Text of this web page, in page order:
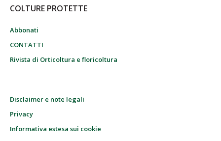
COLTURE PROTETTE
Abbonati
CONTATTI
Rivista di Orticoltura e floricoltura
Disclaimer e note legali
Privacy
Informativa estesa sui cookie